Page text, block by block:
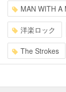
MAN WITH A
洋楽ロック
The Strokes